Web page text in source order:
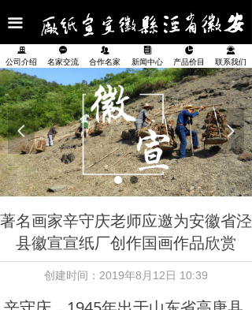
끀
首页
公司介绍
名家交流
合作名家
新闻中心
产品展示
产品价目表
联系我们
넳 넲
끉
公司介绍
끁
名家交流
뀡
合作名家
뀴
新闻中心
넗
产品价目
끤
联系我们
著名画家辛守庆老师应邀为安徽省泾
县徽宣宣纸厂创作国画作品欣赏
创建时间： 2019年8月12日 10:39